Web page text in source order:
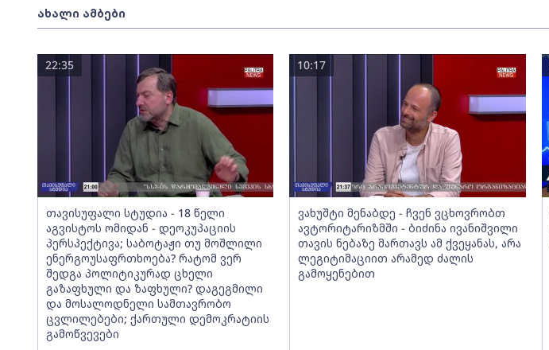
ახალი ამბები
თავისუფალი სტუდია - 18 წელი
აგვისტოს ომიდან - დეოკუპაციის
პერსპექტივა; საბოტაჟი თუ მოშლილი
ენერგოუსაფრთხოება? რატომ ვერ
შედგა პოლიტიკურად ცხელი
გაზაფხული და ზაფხული? დაგეგმილი
და მოსალოდნელი სამთავრობო
ცვლილებები; ქართული დემოკრატიის
გამოწვევები
22:35
ვახუშტი მენაბდე - ჩვენ ვცხოვრობთ
ავტორიტარიზმში - ბიძინა ივანიშვილი
თავის ნებაზე მართავს ამ ქვეყანას, არა
ლეგიტიმაციით არამედ ძალის
გამოყენებით
10:17